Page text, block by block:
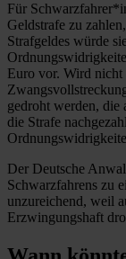
Für
Geldstrafe zu
Strafgeldes würde
Euro vor. Wird nicht
gedroht werden, die
die Strafe
Der Deutsche
Schwarzfahrens zu
unzureichend, weil
Erzwingungshaft